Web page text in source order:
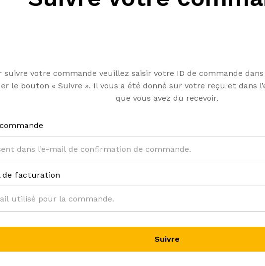
suivre votre commande veuillez saisir votre ID de commande
le bouton « Suivre ». Il vous a été donné sur votre reçu et dans
que vous avez du recevoir.
de facturation
Suivre